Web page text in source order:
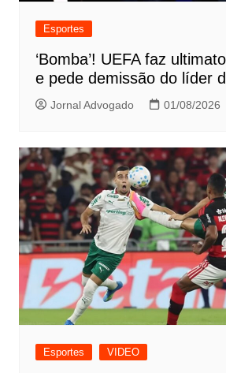
Esportes
‘Bomba’! UEFA faz
e pede demissão do líder
Jornal Advogado 01/08/2026
Esportes VIDEO